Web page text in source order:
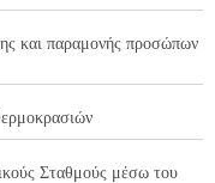
και παραμονής προσώπων
Σταθμούς μέσω του